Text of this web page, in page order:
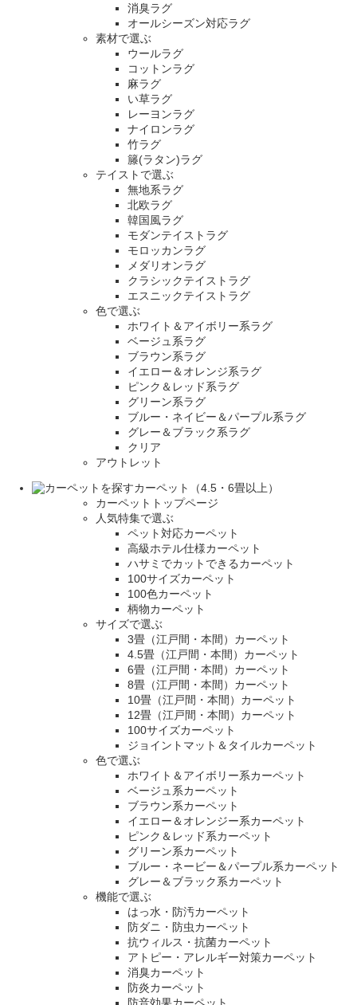
消臭ラグ
オールシーズン対応ラグ
素材で選ぶ
ウールラグ
コットンラグ
麻ラグ
い草ラグ
レーヨンラグ
ナイロンラグ
竹ラグ
籐(ラタン)ラグ
テイストで選ぶ
無地系ラグ
北欧ラグ
韓国風ラグ
モダンテイストラグ
モロッカンラグ
メダリオンラグ
クラシックテイストラグ
エスニックテイストラグ
色で選ぶ
ホワイト＆アイボリー系ラグ
ベージュ系ラグ
ブラウン系ラグ
イエロー＆オレンジ系ラグ
ピンク＆レッド系ラグ
グリーン系ラグ
ブルー・ネイビー＆パープル系ラグ
グレー＆ブラック系ラグ
クリア
アウトレット
カーペット（4.5・6畳以上）
カーペットトップページ
人気特集で選ぶ
ペット対応カーペット
高級ホテル仕様カーペット
ハサミでカットできるカーペット
100サイズカーペット
100色カーペット
柄物カーペット
サイズで選ぶ
3畳（江戸間・本間）カーペット
4.5畳（江戸間・本間）カーペット
6畳（江戸間・本間）カーペット
8畳（江戸間・本間）カーペット
10畳（江戸間・本間）カーペット
12畳（江戸間・本間）カーペット
100サイズカーペット
ジョイントマット＆タイルカーペット
色で選ぶ
ホワイト＆アイボリー系カーペット
ベージュ系カーペット
ブラウン系カーペット
イエロー＆オレンジー系カーペット
ピンク＆レッド系カーペット
グリーン系カーペット
ブルー・ネービー＆パープル系カーペット
グレー＆ブラック系カーペット
機能で選ぶ
はっ水・防汚カーペット
防ダニ・防虫カーペット
抗ウィルス・抗菌カーペット
アトピー・アレルギー対策カーペット
消臭カーペット
防炎カーペット
防音効果カーペット